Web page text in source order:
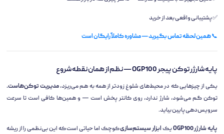
✅ پشتیبانی واقعی بعد از خرید
📞همین لحظه تماس بگیرید — مشاوره کاملاً رایگان است
پایه شارژر توکن پیجر OGP100 — نظم از همان نقطه شروع
یکی از چیزهایی که در محیط‌های شلوغ زودتر از همه به هم می‌ریزد،مدیریت توکن‌هاست.
توکن گم می‌شود، شارژ ندارد، روی کانتر پخش است — و همین‌ها کافی است تا سرعت
سرویس‌دهی پایین بیاید.
پایه شارژر OGP100 یکابزار سیستم‌سازیکوچک اما حیاتی است که این بی‌نظمی را از ریشه